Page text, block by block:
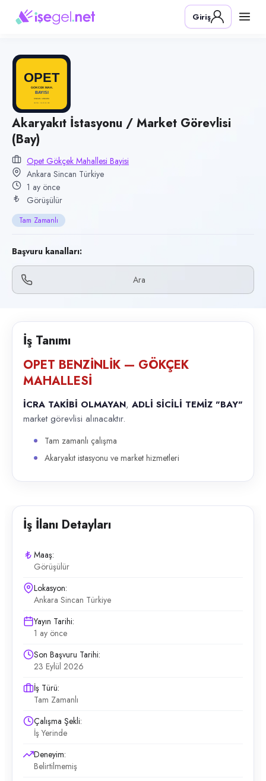
Pozisyon
Akaryakıt İstasyonu / Market Görevlisi (Bay)
OPET Gökçek Mahallesi Bayisi
Kategori
Satış & Pazarlama
Konum
Sincan, Ankara
Çalışma şekli
Tam Zamanlı · Ofis
Yayın tarihi
25 Haziran 2026
23 Eylül 2026
Başvuru kanalları
Telefon
İlan açıklaması
OPET BENZİNLİK — GÖKÇEK MAHALLESİ İCRA TAKİBİ OLMAYAN ,
Giriş
Akaryakıt İstasyonu / Market Görevlisi
(Bay)
Opet Gökçek Mahallesi Bayisi
Ankara Sincan Türkiye
1 ay önce
Görüşülür
Tam Zamanlı
Başvuru kanalları:
Ara
İş Tanımı
OPET BENZİNLİK — GÖKÇEK
MAHALLESİ
İCRA TAKİBİ OLMAYAN, ADLİ SİCİLİ TEMİZ "BAY"
market görevlisi alınacaktır.
Tam zamanlı çalışma
Akaryakıt istasyonu ve market hizmetleri
İş İlanı Detayları
Maaş:
Görüşülür
Lokasyon:
Ankara Sincan Türkiye
Yayın Tarihi:
1 ay önce
Son Başvuru Tarihi:
23 Eylül 2026
İş Türü:
Tam Zamanlı
Çalışma Şekli:
İş Yerinde
Deneyim:
Belirtilmemiş